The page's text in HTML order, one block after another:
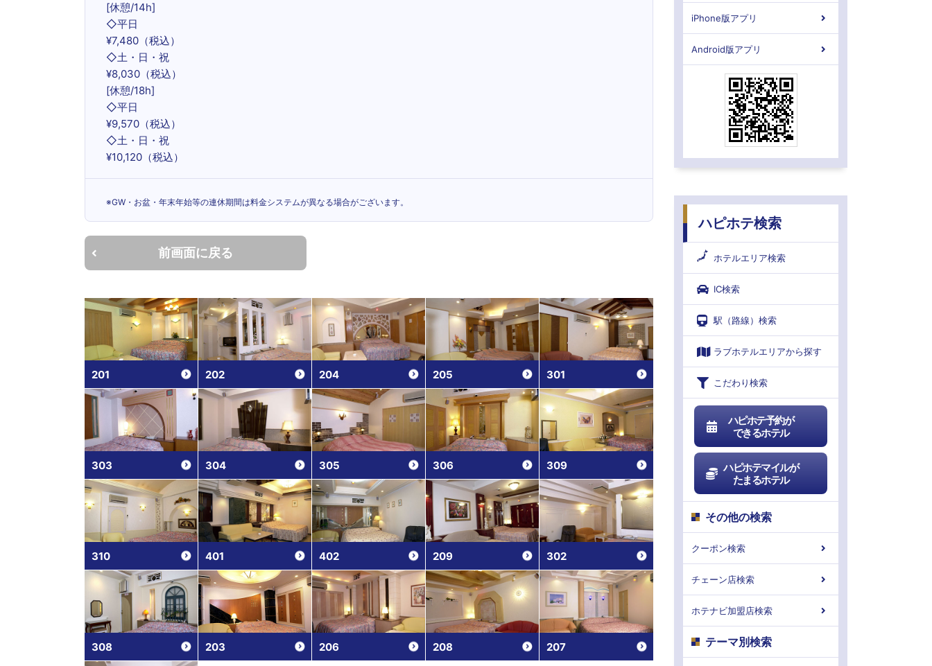
[休憩/14h]
◇平日
¥7,480（税込）
◇土・日・祝
¥8,030（税込）
[休憩/18h]
◇平日
¥9,570（税込）
◇土・日・祝
¥10,120（税込）
※GW・お盆・年末年始等の連休期間は料金システムが異なる場合がございます。
前画面に戻る
201 202 204 205 301
303 304 305 306 309
310 401 402 209 302
308 203 206 208 207
iPhone版アプリ
Android版アプリ
ハピホテ検索
ホテルエリア検索
IC検索
駅（路線）検索
ラブホテルエリアから探す
こだわり検索
ハピホテ予約が
できるホテル
ハピホテマイルが
たまるホテル
その他の検索
クーポン検索
チェーン店検索
ホテナビ加盟店検索
テーマ別検索